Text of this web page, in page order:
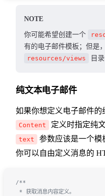
NOTE
你可能希望创建一个
有的电子邮件模板；但是
resources/views
目
纯文本电子邮件
如果你想定义电子邮件
Content 定义时指定纯
text
参数应该是一个模
你可以自由定义消息的
/**
* 获取消息内容定义。